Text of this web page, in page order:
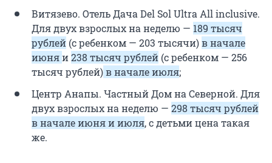
Витязево. Отель Дача Del Sol Ultra All inclusive.
Для двух взрослых на неделю — 189 тысяч
рублей (с ребенком — 203 тысячи)в начале
июняи238 тысяч рублей (с ребенком — 256
тысяч рублей)в начале июля;
Центр Анапы. Частный Дом на Северной. Для
двух взрослых на неделю — 298 тысяч рублей
в начале июня и июля, с детьми цена такая
же.